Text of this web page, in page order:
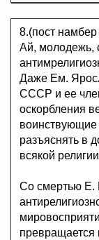
8.(пост
Ай, молодежь,
Даже Ем.
СССР и ее
оскорбления
воинствующие
разъяснять в
всякой
Со смертью Е.
превращается